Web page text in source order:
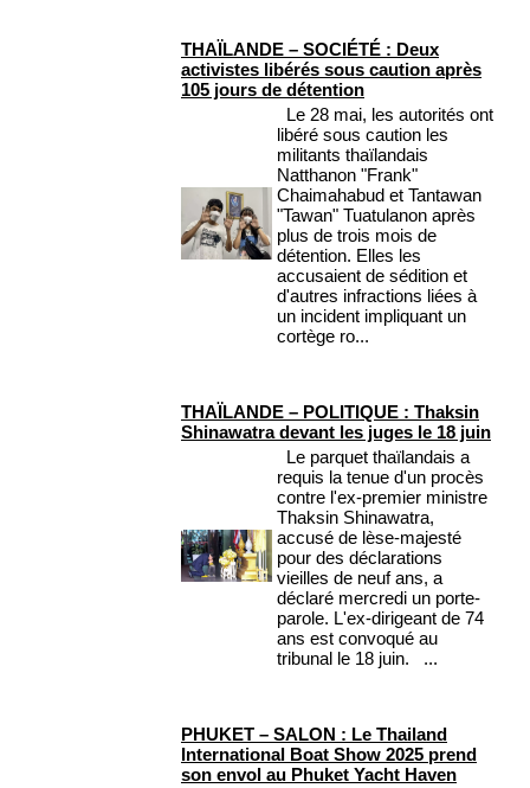
THAÏLANDE – SOCIÉTÉ : Deux
activistes libérés sous caution après
105 jours de détention
Le 28 mai, les autorités ont
libéré sous caution les
militants thaïlandais
Natthanon "Frank"
Chaimahabud et Tantawan
"Tawan" Tuatulanon après
plus de trois mois de
détention. Elles les
accusaient de sédition et
d'autres infractions liées à
un incident impliquant un
cortège ro...
THAÏLANDE – POLITIQUE : Thaksin
Shinawatra devant les juges le 18 juin
Le parquet thaïlandais a
requis la tenue d'un procès
contre l'ex-premier ministre
Thaksin Shinawatra,
accusé de lèse-majesté
pour des déclarations
vieilles de neuf ans, a
déclaré mercredi un porte-
parole. L'ex-dirigeant de 74
ans est convoqué au
tribunal le 18 juin. ...
PHUKET – SALON : Le Thailand
International Boat Show 2025 prend
son envol au Phuket Yacht Haven